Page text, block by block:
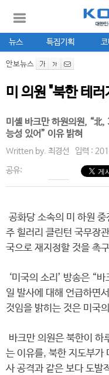
뉴스 특집기획
안보뉴스
미 의원 "북한 테
미셸 바크만 하원의원, “北
능성 있어” 이유 밝혀
Written by. 최경선 입력 :
공유:
공화당 소속의 미 하원
주 힐러리 클린턴 국무장
국으로 재지정할 것을 촉
‘미국의 소리’ 방송은 “
일 발사에 대해 언급하면
것임을 밝히는 것은 미국
바크만 의원은 북한이 하
는 이유를, 북한 지도부가
사 공격과 같은 보다 도발